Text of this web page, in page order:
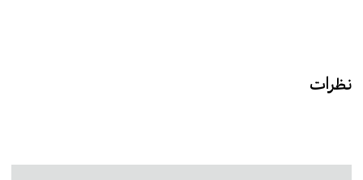
نظرات